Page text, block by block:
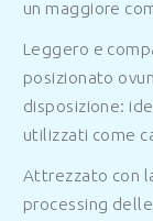
un maggiore
Leggero e
posizionato
disposizione:
utilizzati come
Attrezzato con
processing